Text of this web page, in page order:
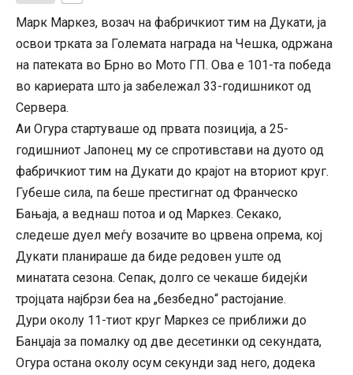
Марк Маркез, возач на фабричкиот тим на Дукати, ја
освои трката за Големата награда на Чешка, одржана
на патеката во Брно во Мото ГП. Ова е 101-та победа
во кариерата што ја забележал 33-годишникот од
Сервера.
Аи Огура стартуваше од првата позиција, а 25-
годишниот Јапонец му се спротивстави на дуото од
фабричкиот тим на Дукати до крајот на вториот круг.
Губеше сила, па беше престигнат од Франческо
Бањаја, а веднаш потоа и од Маркез. Секако,
следеше дуел меѓу возачите во црвена опрема, кој
Дукати планираше да биде редовен уште од
минатата сезона. Сепак, долго се чекаше бидејќи
тројцата најбрзи беа на „безбедно“ растојание.
Дури околу 11-тиот круг Маркез се приближи до
Банџаја за помалку од две десетинки од секундата,
Огура остана околу осум секунди зад него, додека